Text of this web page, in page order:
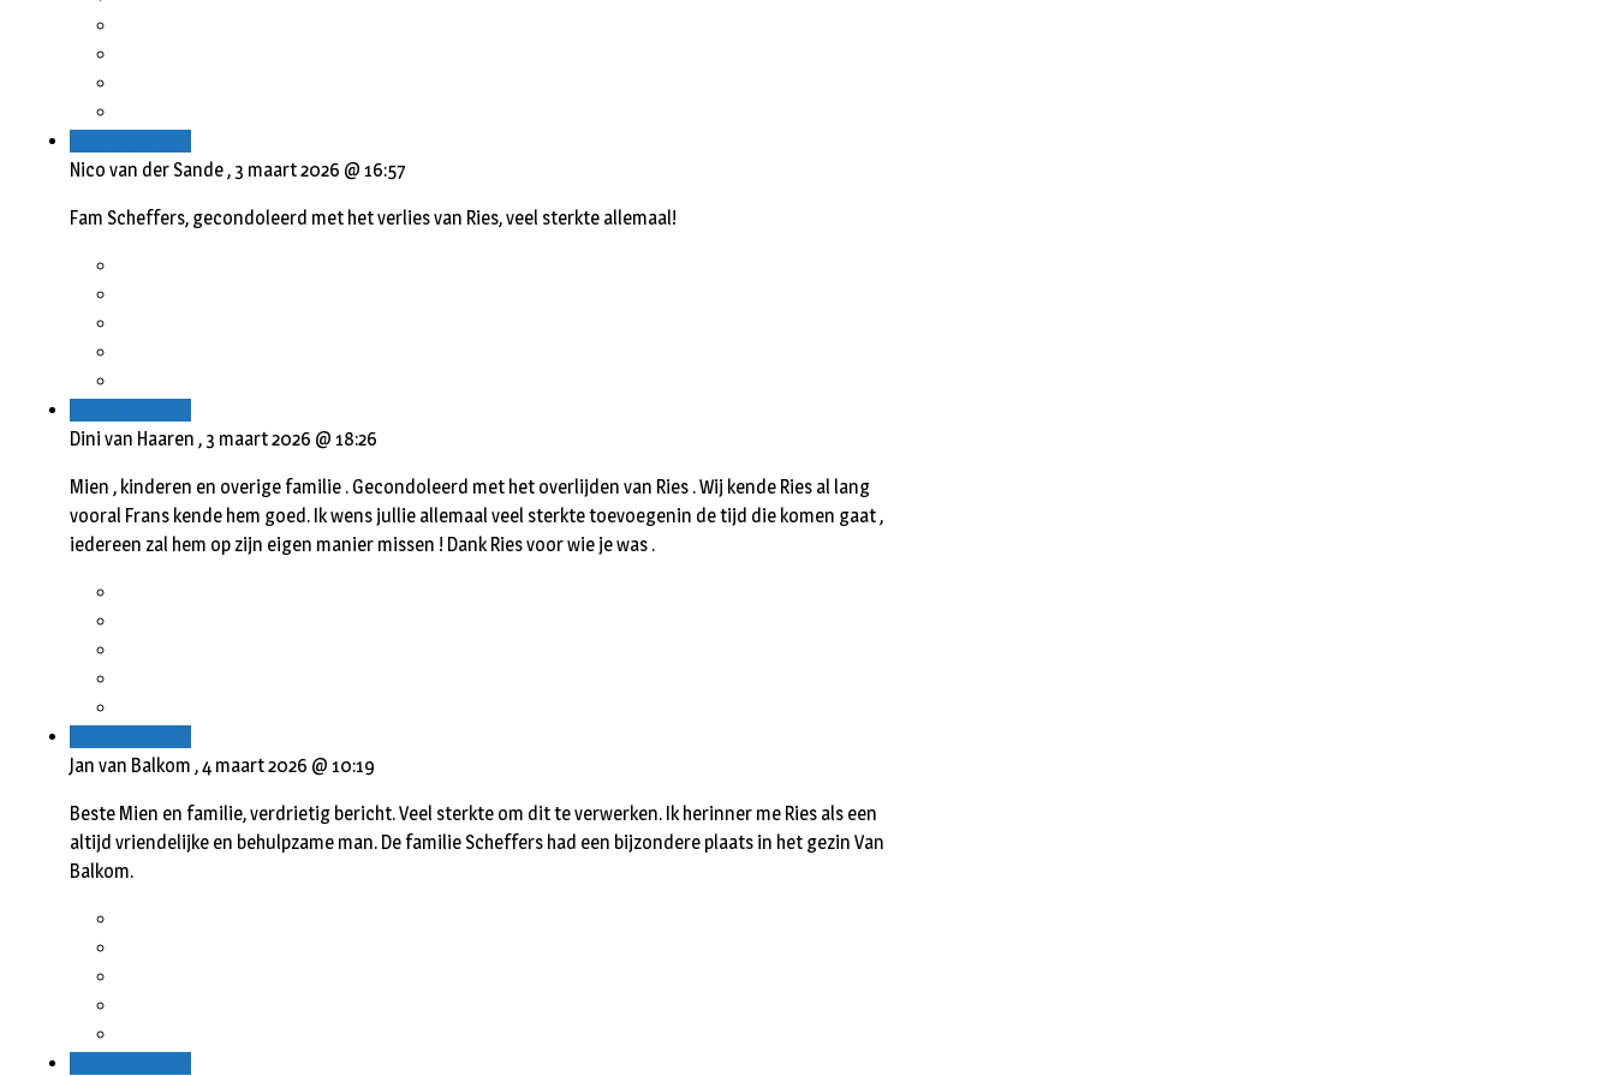
Nico van der Sande , 3 maart 2026 @ 16:57
Fam Scheffers, gecondoleerd met het verlies van Ries, veel sterkte allemaal!
Dini van Haaren , 3 maart 2026 @ 18:26
Mien , kinderen en overige familie . Gecondoleerd met het overlijden van Ries . Wij kende Ries al lang
vooral Frans kende hem goed. Ik wens jullie allemaal veel sterkte toevoegenin de tijd die komen gaat ,
iedereen zal hem op zijn eigen manier missen ! Dank Ries voor wie je was .
Jan van Balkom ,4 maart 2026 @ 10:19
Beste Mien en familie, verdrietig bericht. Veel sterkte om dit te verwerken. Ik herinner me Ries als een
altijd vriendelijke en behulpzame man. De familie Scheffers had een bijzondere plaats in het gezin Van
Balkom.